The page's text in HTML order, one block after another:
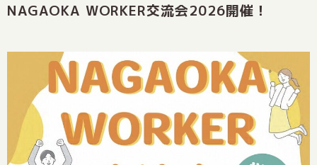
NAGAOKA WORKER交流会2026開催！